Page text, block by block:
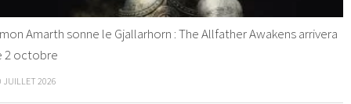
Amarth sonne le Gjallarhorn : The Allfather Awakens arrivera
2 octobre
JUILLET 2026